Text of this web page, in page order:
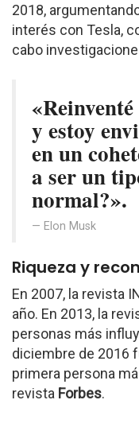
2018,
interés con Tesla,
cabo
y estoy
en un
a ser un
normal?».
Elon Musk
Riqueza y
En 2007, la revista
año. En 2013, la
personas más
diciembre de 2016
primera persona
revista Forbes.